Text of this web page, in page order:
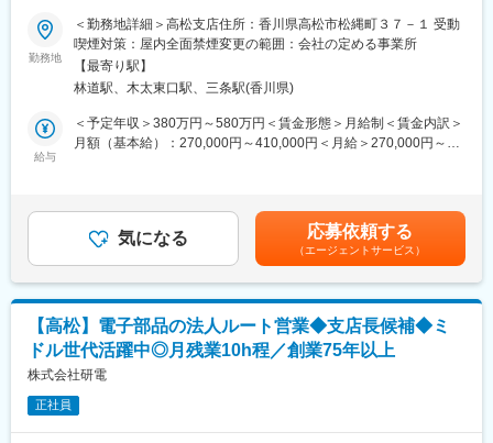
【具体的には】
・既存顧客への定期訪問
・製造現場や設備に関する課題・ニーズのヒアリング
・放電加工機、レーザー加工機、マシニングセンターなど工作機
・PLC、インバータ、モータなどFA機器の提案
・メーカーとの仕様打合せ
【四国支店について】
経験豊富なベテラン社員が中心であり、営業レベルが高い点が特
徴。さらに次世代を育てていく風土があり、顧客対応や提案内容
の相談がしやすい環境であり、フォロー体制が充実。また、少人
数組織のため、自身の売上が支店の売上に直結するため、頑張り
や成果を実感しやすい。
変更の範囲：会社の定める業務
同社の高松支店にて大手電機メーカーをはじめとした既存顧客を
中心に提案営業に携わって頂きます。
既存顧客の深耕営業に集中できる環境です。
■業務概要：
・ドライブレコーダーや家電製品、住宅設備機器に使われる半導
・提案方法としては既存顧客へ定期訪問、連絡を行い新商品の提
案を頂く他、問い合わせ対応なども対応頂きます。
・その他、商品の仕入管理、納期管理など付随業務等
・仕入れ先も多岐にわたるため、お客様のニーズに合わせた提案
力を身に着けることができます。
・月の残業時間は20時間程度。
・平均勤続年数 約15年とベテラン社員が多く、定着率が良いで
す。
・社員交流のため、会社全体での忘年会や花見等のイベントなど
もございます。
勤務地
＜勤務地詳細＞高松支店住所：香川県高松市松縄町３７－１ 受動
喫煙対策：屋内全面禁煙変更の範囲：会社の定める事業所
【最寄り駅】
林道駅、木太東口駅、三条駅(香川県)
給与
＜予定年収＞380万円～580万円＜賃金形態＞月給制＜賃金内訳＞
月額（基本給）：270,000円～410,000円＜月給＞270,000円～
分（前年度実績）賃金はあくまでも目安の金額であり、選考を通
じて上下する可能性があります。月給(月額)は固定手当を含めた表
記です。
気になる 応募依頼する
（エージェントサービス）
【高松】電子部品の法人ルート営業◆支店長候補◆ミ
ドル世代活躍中◎月残業10h程／創業75年以上
株式会社研電
正社員